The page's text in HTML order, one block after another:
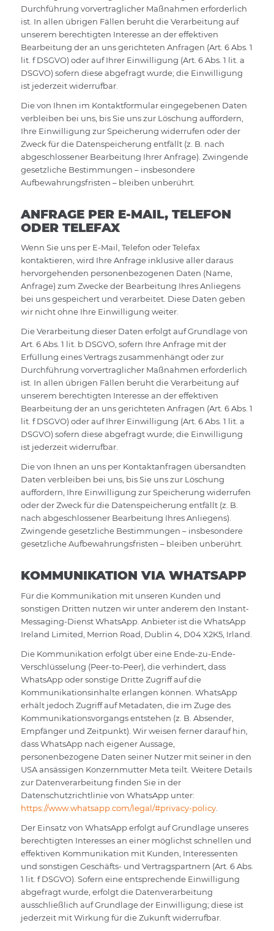
Durchführung vorvertraglicher Maßnahmen erforderlich
ist. In allen übrigen Fällen beruht die Verarbeitung auf
unserem berechtigten Interesse an der effektiven
Bearbeitung der an uns gerichteten Anfragen (Art. 6 Abs. 1
lit. f DSGVO) oder auf Ihrer Einwilligung (Art. 6 Abs. 1 lit. a
DSGVO) sofern diese abgefragt wurde; die Einwilligung
ist jederzeit widerrufbar.
Die von Ihnen im Kontaktformular eingegebenen Daten
verbleiben bei uns, bis Sie uns zur Löschung auffordern,
Ihre Einwilligung zur Speicherung widerrufen oder der
Zweck für die Datenspeicherung entfällt (z. B. nach
abgeschlossener Bearbeitung Ihrer Anfrage). Zwingende
gesetzliche Bestimmungen – insbesondere
Aufbewahrungsfristen – bleiben unberührt.
ANFRAGE PER E-MAIL, TELEFON
ODER TELEFAX
Wenn Sie uns per E-Mail, Telefon oder Telefax
kontaktieren, wird Ihre Anfrage inklusive aller daraus
hervorgehenden personenbezogenen Daten (Name,
Anfrage) zum Zwecke der Bearbeitung Ihres Anliegens
bei uns gespeichert und verarbeitet. Diese Daten geben
wir nicht ohne Ihre Einwilligung weiter.
Die Verarbeitung dieser Daten erfolgt auf Grundlage von
Art. 6 Abs. 1 lit. b DSGVO, sofern Ihre Anfrage mit der
Erfüllung eines Vertrags zusammenhängt oder zur
Durchführung vorvertraglicher Maßnahmen erforderlich
ist. In allen übrigen Fällen beruht die Verarbeitung auf
unserem berechtigten Interesse an der effektiven
Bearbeitung der an uns gerichteten Anfragen (Art. 6 Abs. 1
lit. f DSGVO) oder auf Ihrer Einwilligung (Art. 6 Abs. 1 lit. a
DSGVO) sofern diese abgefragt wurde; die Einwilligung
ist jederzeit widerrufbar.
Die von Ihnen an uns per Kontaktanfragen übersandten
Daten verbleiben bei uns, bis Sie uns zur Löschung
auffordern, Ihre Einwilligung zur Speicherung widerrufen
oder der Zweck für die Datenspeicherung entfällt (z. B.
nach abgeschlossener Bearbeitung Ihres Anliegens).
Zwingende gesetzliche Bestimmungen – insbesondere
gesetzliche Aufbewahrungsfristen – bleiben unberührt.
KOMMUNIKATION VIA WHATSAPP
Für die Kommunikation mit unseren Kunden und
sonstigen Dritten nutzen wir unter anderem den Instant-
Messaging-Dienst WhatsApp. Anbieter ist die WhatsApp
Ireland Limited, Merrion Road, Dublin 4, D04 X2K5, Irland.
Die Kommunikation erfolgt über eine Ende-zu-Ende-
Verschlüsselung (Peer-to-Peer), die verhindert, dass
WhatsApp oder sonstige Dritte Zugriff auf die
Kommunikationsinhalte erlangen können. WhatsApp
erhält jedoch Zugriff auf Metadaten, die im Zuge des
Kommunikationsvorgangs entstehen (z. B. Absender,
Empfänger und Zeitpunkt). Wir weisen ferner darauf hin,
dass WhatsApp nach eigener Aussage,
personenbezogene Daten seiner Nutzer mit seiner in den
USA ansässigen Konzernmutter Meta teilt. Weitere Details
zur Datenverarbeitung finden Sie in der
Datenschutzrichtlinie von WhatsApp unter:
https://www.whatsapp.com/legal/#privacy-policy.
Der Einsatz von WhatsApp erfolgt auf Grundlage unseres
berechtigten Interesses an einer möglichst schnellen und
effektiven Kommunikation mit Kunden, Interessenten
und sonstigen Geschäfts- und Vertragspartnern (Art. 6 Abs.
1 lit. f DSGVO). Sofern eine entsprechende Einwilligung
abgefragt wurde, erfolgt die Datenverarbeitung
ausschließlich auf Grundlage der Einwilligung; diese ist
jederzeit mit Wirkung für die Zukunft widerrufbar.